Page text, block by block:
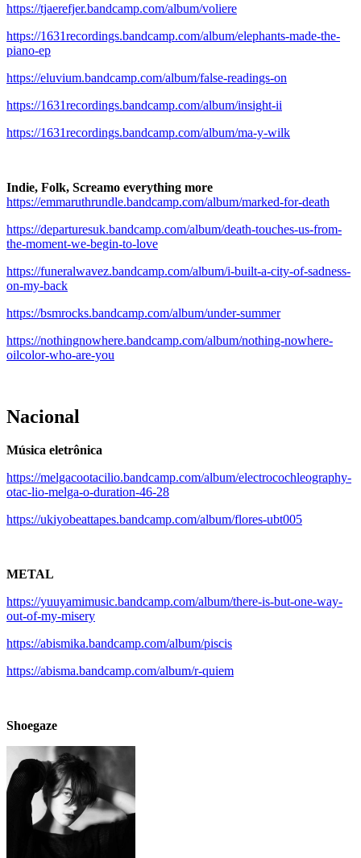
https://tjaerefjer.bandcamp.com/album/voliere
https://1631recordings.bandcamp.com/album/elephants-made-the-
piano-ep
https://eluvium.bandcamp.com/album/false-readings-on
https://1631recordings.bandcamp.com/album/insight-ii
https://1631recordings.bandcamp.com/album/ma-y-wilk
Indie, Folk, Screamo everything more
https://emmaruthrundle.bandcamp.com/album/marked-for-death
https://departuresuk.bandcamp.com/album/death-touches-us-from-
the-moment-we-begin-to-love
https://funeralwavez.bandcamp.com/album/i-built-a-city-of-sadness-
on-my-back
https://bsmrocks.bandcamp.com/album/under-summer
https://nothingnowhere.bandcamp.com/album/nothing-nowhere-
oilcolor-who-are-you
Nacional
Música eletrônica
https://melgacootacilio.bandcamp.com/album/electrocochleography-
otac-lio-melga-o-duration-46-28
https://ukiyobeattapes.bandcamp.com/album/flores-ubt005
METAL
https://yuuyamimusic.bandcamp.com/album/there-is-but-one-way-
out-of-my-misery
https://abismika.bandcamp.com/album/piscis
https://abisma.bandcamp.com/album/r-quiem
Shoegaze